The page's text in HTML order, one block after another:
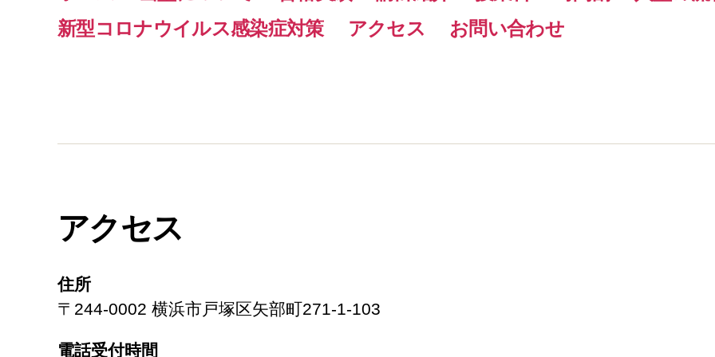
新型コロナウイルス感染症対策
アクセス お問い合わせ
アクセス
住所
〒244-0002 横浜市戸塚区矢部町271-1-103
電話受付時間